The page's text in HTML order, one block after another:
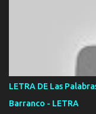
verde se le extraña pa
POR CLAVE ES EL
tirante andamos mi
se ve limpio el camino
misma piedra me
LETRA DE Las
Barranco - LETRA